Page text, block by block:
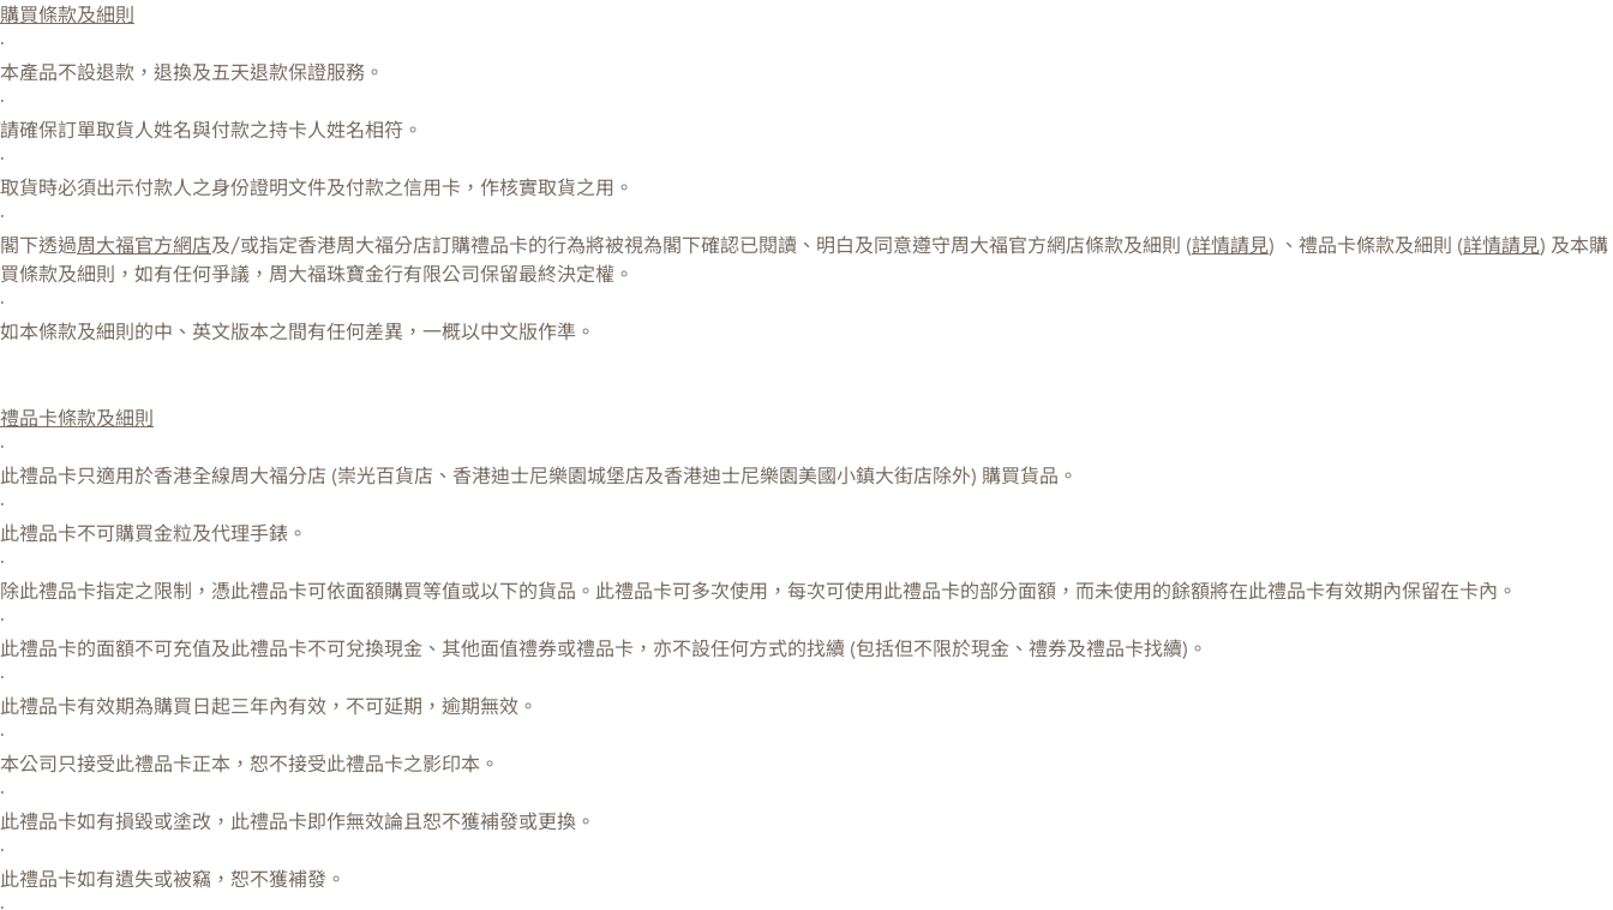
購買條款及細則
·
本產品不設退款，退換及五天退款保證服務。
·
請確保訂單取貨人姓名與付款之持卡人姓名相符。
·
取貨時必須出示付款人之身份證明文件及付款之信用卡，作核實取貨之用。
·
閣下透過周大福官方網店及/或指定香港周大福分店訂購禮品卡的行為將被視為閣下確認已閱讀、明白及同意遵守周大福官方網店條款及細則 (詳情請見) 、禮品卡條款及細則 (詳情請見) 及本購
買條款及細則，如有任何爭議，周大福珠寶金行有限公司保留最終決定權。
·
如本條款及細則的中、英文版本之間有任何差異，一概以中文版作準。
禮品卡條款及細則
·
此禮品卡只適用於香港全線周大福分店 (崇光百貨店、香港迪士尼樂園城堡店及香港迪士尼樂園美國小鎮大街店除外) 購買貨品。
·
此禮品卡不可購買金粒及代理手錶。
·
除此禮品卡指定之限制，憑此禮品卡可依面額購買等值或以下的貨品。此禮品卡可多次使用，每次可使用此禮品卡的部分面額，而未使用的餘額將在此禮品卡有效期內保留在卡內。
·
此禮品卡的面額不可充值及此禮品卡不可兌換現金、其他面值禮券或禮品卡，亦不設任何方式的找續 (包括但不限於現金、禮券及禮品卡找續)。
·
此禮品卡有效期為購買日起三年內有效，不可延期，逾期無效。
·
本公司只接受此禮品卡正本，恕不接受此禮品卡之影印本。
·
此禮品卡如有損毀或塗改，此禮品卡即作無效論且恕不獲補發或更換。
·
此禮品卡如有遺失或被竊，恕不獲補發。